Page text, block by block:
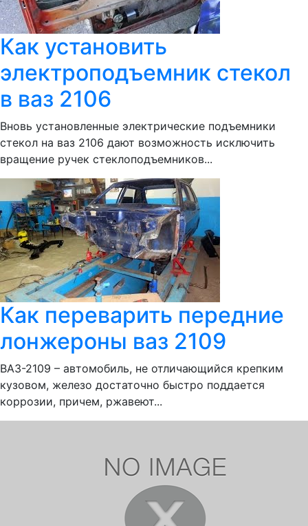
Как установить
электроподъемник стекол
в ваз 2106
Вновь установленные электрические подъемники
стекол на ваз 2106 дают возможность исключить
вращение ручек стеклоподъемников...
Как переварить передние
лонжероны ваз 2109
ВАЗ-2109 – автомобиль, не отличающийся крепким
кузовом, железо достаточно быстро поддается
коррозии, причем, ржавеют...